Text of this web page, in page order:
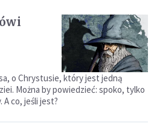
o Chrystusie, który jest jedną
Można by powiedzieć: spoko, tylko
co, jeśli jest?